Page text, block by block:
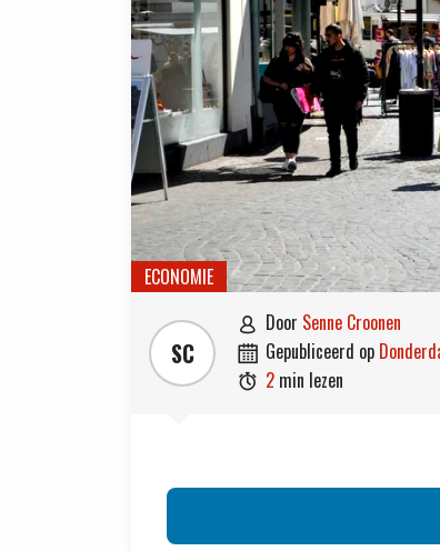
ECONOMIE
SC
 door Senne Croonen
 gepubliceerd op
 2 min lezen